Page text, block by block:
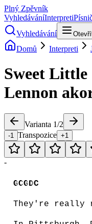
Plný Zpěvník
VyhledáváníInterpreti
Vyhledávání
Domů Interpreti
Sweet Little
Lennon
Varianta 1/2
-1 Transpozice +1
-
GCGDC
They're really